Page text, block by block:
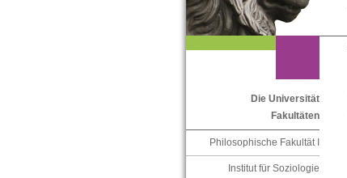
Die Universität
Fakultäten
Philosophische Fakultät I
Institut für Soziologie